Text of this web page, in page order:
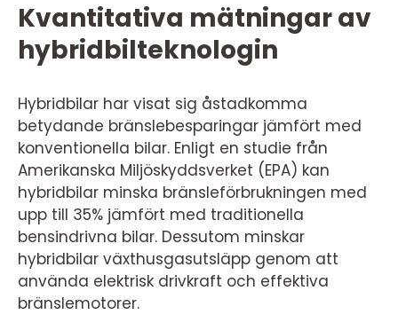
Kvantitativa mätningar av
hybridbilteknologin
Hybridbilar har visat sig åstadkomma
betydande bränslebesparingar jämfört med
konventionella bilar. Enligt en studie från
Amerikanska Miljöskyddsverket (EPA) kan
hybridbilar minska bränsleförbrukningen med
upp till 35% jämfört med traditionella
bensindrivna bilar. Dessutom minskar
hybridbilar växthusgasutsläpp genom att
använda elektrisk drivkraft och effektiva
bränslemotorer.